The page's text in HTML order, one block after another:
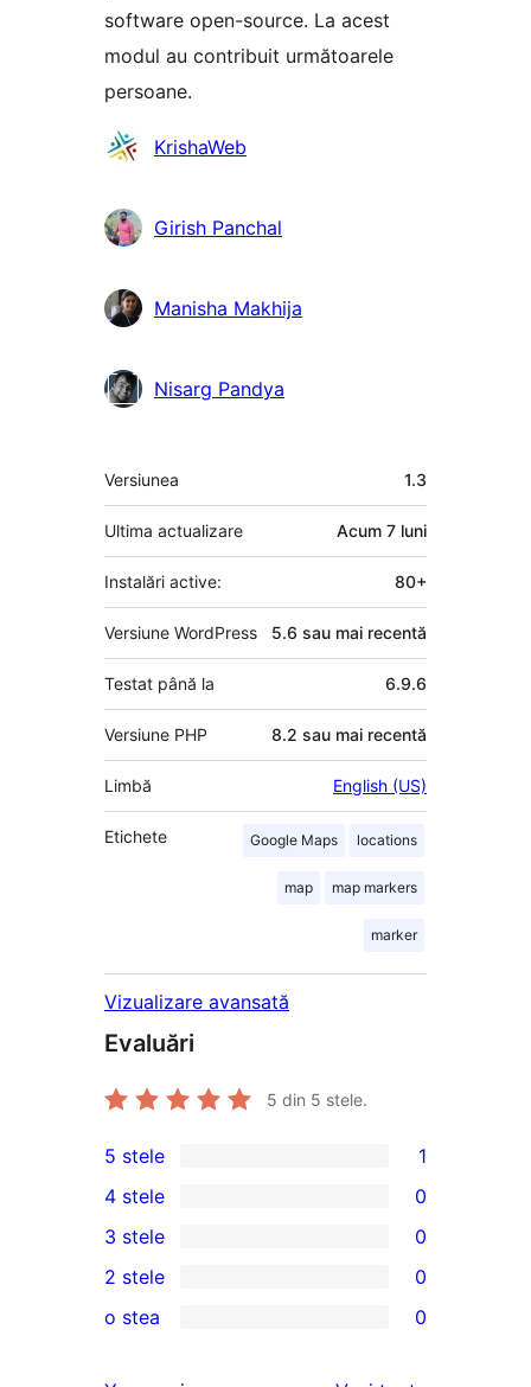
software open-source. La acest
modul au contribuit următoarele
persoane.
Contributori
KrishaWeb
Girish Panchal
Manisha Makhija
Nisarg Pandya
Meta
Versiunea 1.3
Ultima actualizare Acum 7 luni
Instalări active: 80+
Versiune WordPress 5.6 sau mai recentă
Testat până la 6.9.6
Versiune PHP 8.2 sau mai recentă
Limbă English (US)
Etichete Google Maps locations
map map markers
marker
Vizualizare avansată
Evaluări
5 din 5 stele.
1
5
–
recenzie
(stele)
5 stele 1
4
–
recenzii
4 stele 0
0
3
–
3 stele 0
2
2 stele 0
0
o stea 0